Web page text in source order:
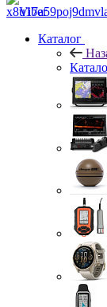
Viber
Каталог